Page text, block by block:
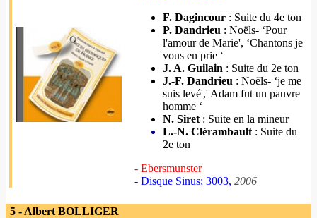
F. Dagincour : Suite du 4e ton
P. Dandrieu : Noëls- ‘Pour
l'amour de Marie', ‘Chantons je
vous en prie ‘
J. A. Guilain : Suite du 2e ton
J.-F. Dandrieu : Noëls- ‘je me
suis levé',' Adam fut un pauvre
homme ‘
N. Siret : Suite en la mineur
L.-N. Clérambault : Suite du
2e ton
- Ebersmunster
- Disque Sinus; 3003, 2006
5 - Albert BOLLIGER